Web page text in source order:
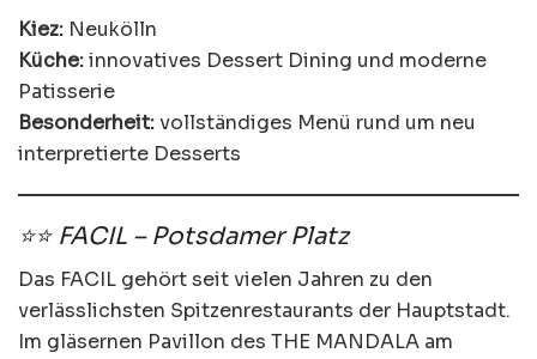
Kiez: Neukölln
Küche:innovatives Dessert Dining und moderne
Patisserie
Besonderheit:vollständiges Menü rund um neu
interpretierte Desserts
⭐⭐ FACIL – Potsdamer Platz
Das FACIL gehört seit vielen Jahren zu den
verlässlichsten Spitzenrestaurants der Hauptstadt.
Im gläsernen Pavillon des THE MANDALA am